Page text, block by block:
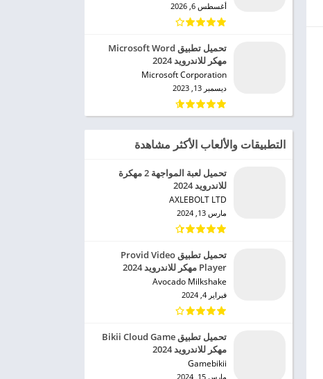
أغسطس 6, 2026
تحميل تطبيق Microsoft Word
مهكر للاندرويد 2024
Microsoft Corporation‏
ديسمبر 13, 2023
التطبيقات والألعاب الأكثر مشاهدة
تحميل لعبة المواجهة 2 مهكرة
للاندرويد 2024
AXLEBOLT LTD‏
مارس 13, 2024
تحميل تطبيق Provid Video
Player مهكر للاندرويد 2024
Avocado Milkshake‏
فبراير 4, 2024
تحميل تطبيق Bikii Cloud Game
مهكر للاندرويد 2024
Gamebikii‏
مارس 15, 2024